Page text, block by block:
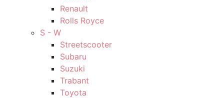
Renault
Rolls Royce
S - W
Streetscooter
Subaru
Suzuki
Trabant
Toyota